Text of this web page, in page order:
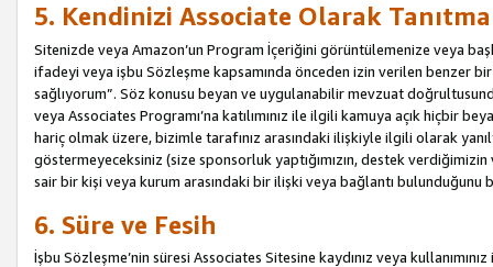
5. Kendinizi Associate Olarak
Sitenizde veya Amazon’un Program İçeriğini görüntülemenize veya
ifadeyi veya işbu Sözleşme kapsamında önceden izin verilen benzer
sağlıyorum”. Söz konusu beyan ve uygulanabilir mevzuat
veya Associates Programı’na katılımınız ile ilgili kamuya açık hiçbir
hariç olmak üzere, bizimle tarafınız arasındaki ilişkiyle ilgili olarak
göstermeyeceksiniz (size sponsorluk yaptığımızın, destek
sair bir kişi veya kurum arasındaki bir ilişki veya bağlantı bulunduğunu
6. Süre ve Fesih
İşbu Sözleşme’nin süresi Associates Sitesine kaydınız veya